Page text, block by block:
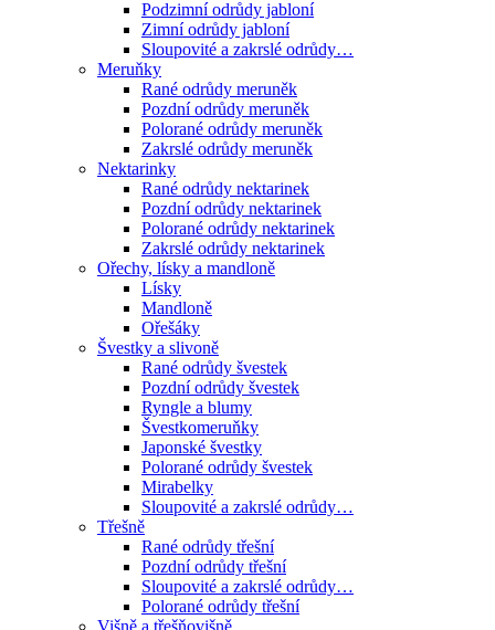
Podzimní odrůdy jabloní
Zimní odrůdy jabloní
Sloupovité a zakrslé odrůdy…
Meruňky
Rané odrůdy meruněk
Pozdní odrůdy meruněk
Polorané odrůdy meruněk
Zakrslé odrůdy meruněk
Nektarinky
Rané odrůdy nektarinek
Pozdní odrůdy nektarinek
Polorané odrůdy nektarinek
Zakrslé odrůdy nektarinek
Ořechy, lísky a mandloně
Lísky
Mandloně
Ořešáky
Švestky a slivoně
Rané odrůdy švestek
Pozdní odrůdy švestek
Ryngle a blumy
Švestkomeruňky
Japonské švestky
Polorané odrůdy švestek
Mirabelky
Sloupovité a zakrslé odrůdy…
Třešně
Rané odrůdy třešní
Pozdní odrůdy třešní
Sloupovité a zakrslé odrůdy…
Polorané odrůdy třešní
Višně a třešňovišně